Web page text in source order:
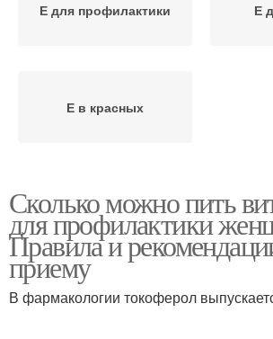
Е для профилактики Е
Е в красных
Сколько можно пить
для профилактики
Правила и
приему
В фармакологии токоферол